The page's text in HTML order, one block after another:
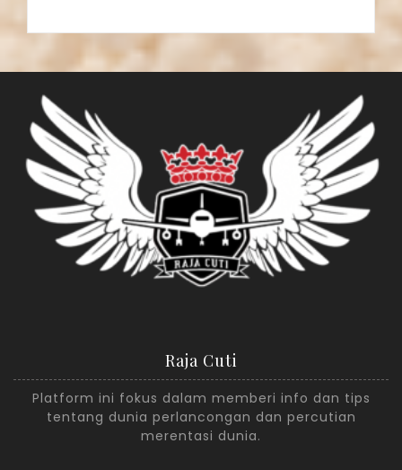
Raja Cuti
Platform ini fokus dalam memberi info dan tips
tentang dunia perlancongan dan percutian
merentasi dunia.